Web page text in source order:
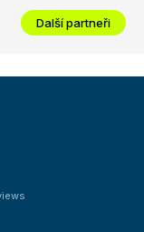
Další partneři